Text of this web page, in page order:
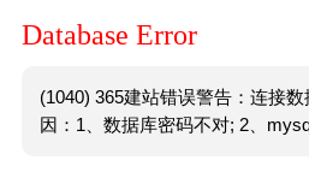
Database Error
(1040) 365建站错误警告：连接
因：1、数据库密码不对; 2、